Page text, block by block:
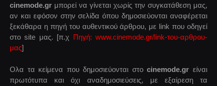
cinemode.gr μπορεί να γίνεται χωρίς την συγκατάθεση μας,
αν και εφόσον στην σελίδα όπου δημοσιεύονται αναφέρεται
ξεκάθαρα η πηγή του αυθεντικού άρθρου, με link που οδηγεί
στο site μας. [π.χ Πηγή: www.cinemode.gr/link-του-αρθρου-
μας]
Ολα τα κείμενα που δημοσιεύονται στοcinemode.gr είναι
πρωτότυπα και όχι αναδημοσιεύσεις, με εξαίρεση τα